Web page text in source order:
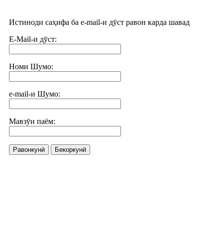
Истиноди саҳифа ба e-mail-и дӯст равон карда шавад
E-Mail-и дӯст:
Номи Шумо:
e-mail-и Шумо:
Мавзӯи паём:
Равонкунӣ Бекоркунӣ